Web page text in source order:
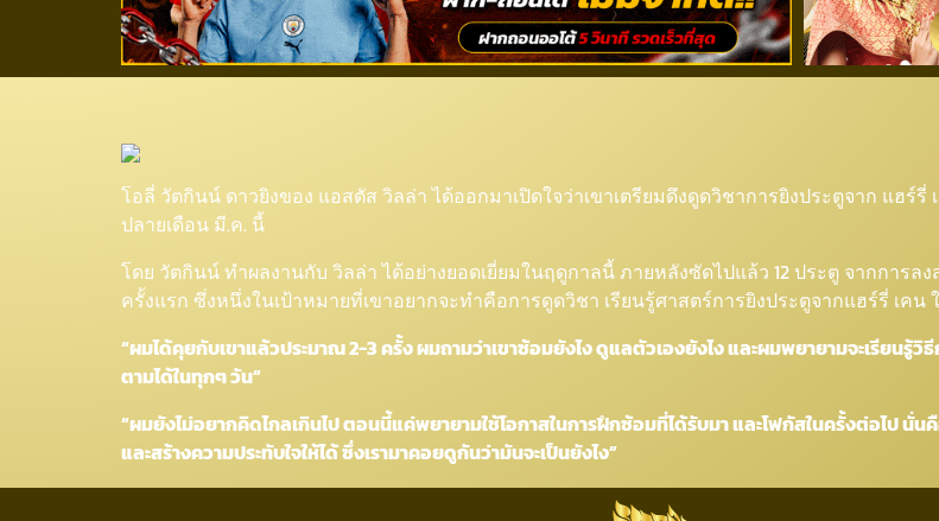
โอลี่ วัตกินน์ ดาวยิงของ แอสตัส วิลล่า ได้ออกมาเปิดใจว่าเขาเตรียมดึงดูดวิชาการยิงประตูจาก แฮ
ปลายเดือน มี.ค. นี้
โดย วัตกินน์ ทำผลงานกับ วิลล่า ได้อย่างยอดเยี่ยมในฤดูกาลนี้ ภายหลังซัดไปแล้ว 12 ประตู จากการ
ครั้งแรก ซึ่งหนึ่งในเป้าหมายที่เขาอยากจะทำคือการดูดวิชา เรียนรู้ศาสตร์การยิงประตูจากแฮร์รี่ เคน
“ผมได้คุยกับเขาแล้วประมาณ 2-3 ครั้ง ผมถามว่าเขาซ้อมยังไง ดูแลตัวเองยังไง และผมพยายามจะเรียนรู้วิ
ตามได้ในทุกๆ วัน”
“ผมยังไม่อยากคิดไกลเกินไป ตอนนี้แค่พยายามใช้โอกาสในการฝึกซ้อมที่ได้รับมา และโฟกัสในครั้งต่อไป
และสร้างความประทับใจให้ได้ ซึ่งเรามาคอยดูกันว่ามันจะเป็นยังไง”